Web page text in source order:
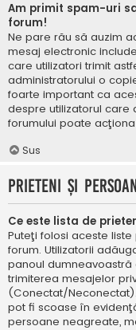
Am primit spam-uri
forum!
Ne pare rău să auzim
mesaj electronic
care utilizatori trimit
administratorului o
foarte important ca
despre utilizatorul care
forumului poate
Sus
Prieteni şi
Ce este lista de
Puteţi folosi aceste
forum. Utilizatorii
panoul
trimiterea mesajelor
(Conectat/
pot fi scoase în
persoane neagreate,